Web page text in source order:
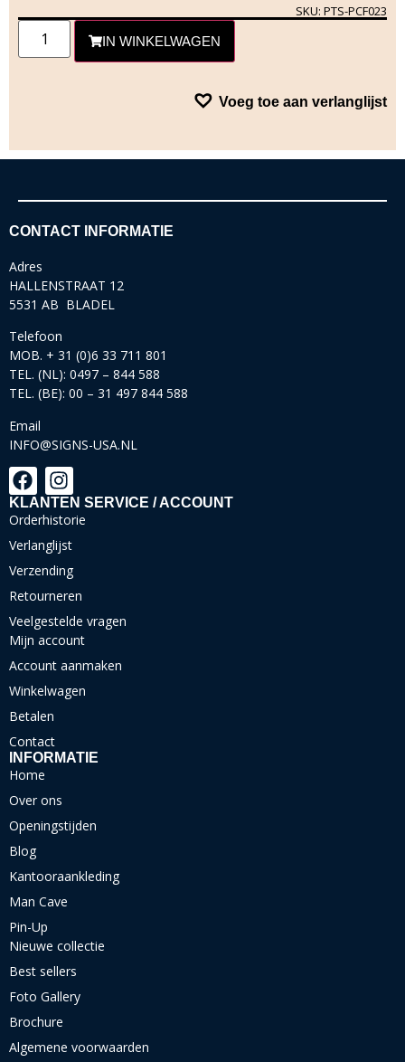
SKU: PTS-PCF023
IN WINKELWAGEN
Voeg toe aan verlanglijst
CONTACT INFORMATIE
Adres
HALLENSTRAAT 12
5531 AB BLADEL
Telefoon
MOB. + 31 (0)6 33 711 801
TEL. (NL): 0497 – 844 588
TEL. (BE): 00 – 31 497 844 588
Email
INFO@SIGNS-USA.NL
KLANTEN SERVICE / ACCOUNT
Orderhistorie
Verlanglijst
Verzending
Retourneren
Veelgestelde vragen
Mijn account
Account aanmaken
Winkelwagen
Betalen
Contact
INFORMATIE
Home
Over ons
Openingstijden
Blog
Kantooraankleding
Man Cave
Pin-Up
Nieuwe collectie
Best sellers
Foto Gallery
Brochure
Algemene voorwaarden